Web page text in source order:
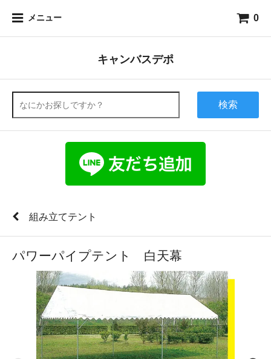
メニュー 0
キャンバスデポ
検索
組み立てテント
パワーパイプテント 白天幕